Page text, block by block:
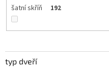
šatní skříň 192
typ dveří